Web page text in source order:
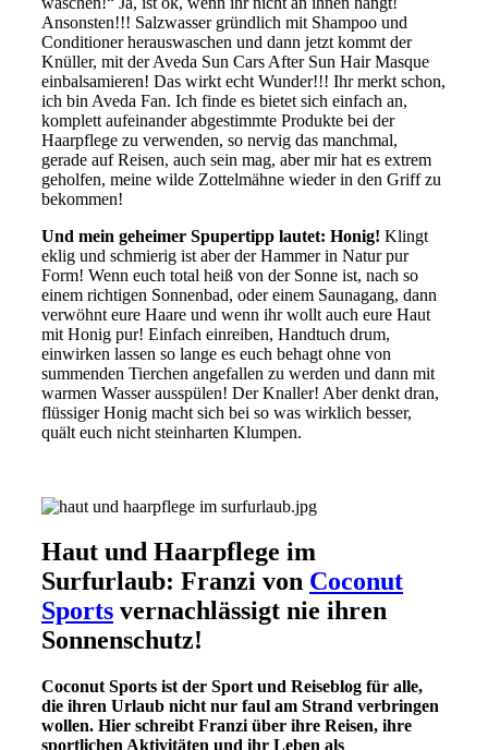
Ansonsten!!! Salzwasser gründlich mit Shampoo und
Conditioner herauswaschen und dann jetzt kommt der
Knüller, mit der Aveda Sun Cars After Sun Hair Masque
einbalsamieren! Das wirkt echt Wunder!!! Ihr merkt schon,
ich bin Aveda Fan. Ich finde es bietet sich einfach an,
komplett aufeinander abgestimmte Produkte bei der
Haarpflege zu verwenden, so nervig das manchmal,
gerade auf Reisen, auch sein mag, aber mir hat es extrem
geholfen, meine wilde Zottelmähne wieder in den Griff zu
bekommen!
Und mein geheimer Spupertipp lautet: Honig! Klingt
eklig und schmierig ist aber der Hammer in Natur pur
Form! Wenn euch total heiß von der Sonne ist, nach so
einem richtigen Sonnenbad, oder einem Saunagang, dann
verwöhnt eure Haare und wenn ihr wollt auch eure Haut
mit Honig pur! Einfach einreiben, Handtuch drum,
einwirken lassen so lange es euch behagt ohne von
summenden Tierchen angefallen zu werden und dann mit
warmen Wasser ausspülen! Der Knaller! Aber denkt dran,
flüssiger Honig macht sich bei so was wirklich besser,
quält euch nicht steinharten Klumpen.
Haut und Haarpflege im
Surfurlaub: Franzi von Coconut
Sports vernachlässigt nie ihren
Sonnenschutz!
Coconut Sports ist der Sport­ und Reiseblog für alle,
die ihren Urlaub nicht nur faul am Strand verbringen
wollen. Hier schreibt Franzi über ihre Reisen, ihre
sportlichen Aktivitäten und ihr Leben als